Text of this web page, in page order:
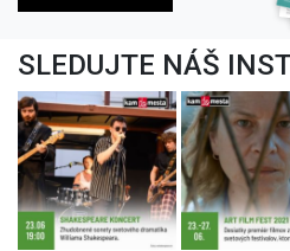
SLEDUJTE NÁŠ